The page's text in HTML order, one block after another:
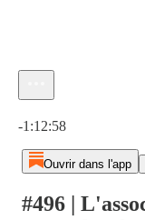
-1:12:58
Ouvrir dans l'app
#496 |